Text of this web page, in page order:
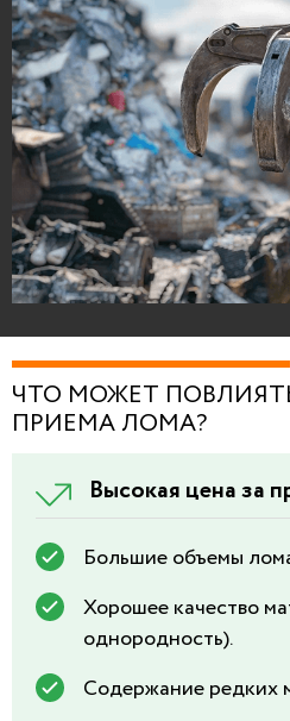
ЧТО МОЖЕТ
ПРИЕМА ЛОМА?
Высокая цена за
Большие объемы
Хорошее качество
однородность).
Содержание редких